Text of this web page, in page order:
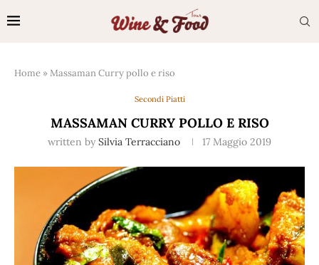
Home »Massaman Curry pollo e riso
Secondi Piatti
MASSAMAN CURRY POLLO E RISO
written by Silvia Terracciano 17 Maggio 2019